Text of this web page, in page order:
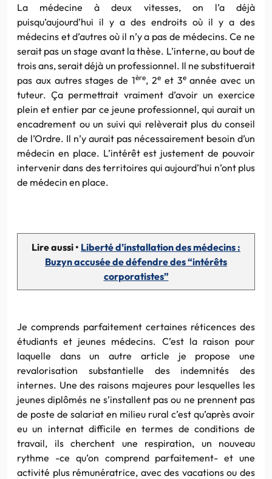
La médecine à deux vitesses, on l’a déjà
puisqu’aujourd’hui il y a des endroits où il y a des
médecins et d’autres où il n’y a pas de médecins. Ce ne
serait pas un stage avant la thèse. L’interne, au bout de
trois ans, serait déjà un professionnel. Il ne substituerait
pas aux autres stages de 1ère, 2eet 3eannée avec un
tuteur. Ça permettrait vraiment d’avoir un exercice
plein et entier par ce jeune professionnel, qui aurait un
encadrement ou un suivi qui relèverait plus du conseil
de l’Ordre. Il n’y aurait pas nécessairement besoin d’un
médecin en place. L’intérêt est justement de pouvoir
intervenir dans des territoires qui aujourd’hui n’ont plus
de médecin en place.
Lire aussi • Liberté d’installation des médecins :
Buzyn accusée de défendre des “intérêts
corporatistes”
Je comprends parfaitement certaines réticences des
étudiants et jeunes médecins. C’est la raison pour
laquelle dans un autre article je propose une
revalorisation substantielle des indemnités des
internes. Une des raisons majeures pour lesquelles les
jeunes diplômés ne s’installent pas ou ne prennent pas
de poste de salariat en milieu rural c’est qu’après avoir
eu un internat difficile en termes de conditions de
travail, ils cherchent une respiration, un nouveau
rythme -ce qu’on comprend parfaitement- et une
activité plus rémunératrice, avec des vacations ou des